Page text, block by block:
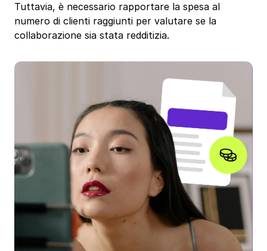
Tuttavia, è necessario rapportare la spesa al
numero di clienti raggiunti per valutare se la
collaborazione sia stata redditizia.